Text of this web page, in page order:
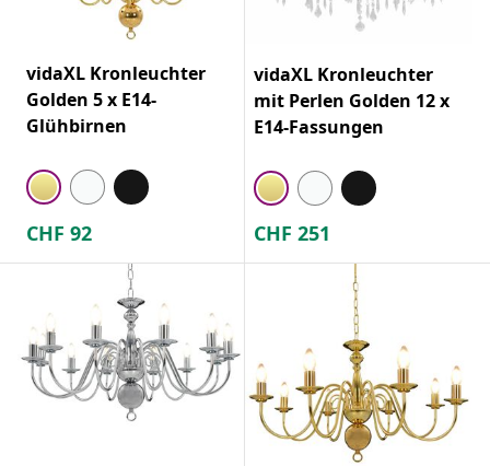
vidaXL Kronleuchter
Golden 5 x E14-
Glühbirnen
CHF 92
vidaXL Kronleuchter
mit Perlen Golden 12 x
E14-Fassungen
CHF 251